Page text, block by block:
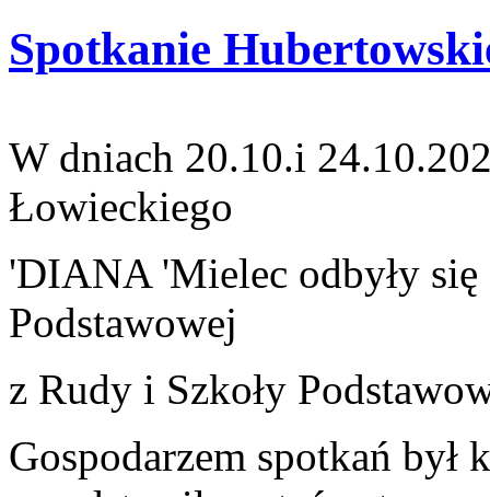
Spotkanie
W dniach 20.10.i
Łowieckiego
'DIANA 'Mielec odbyły się
Podstawowej
z Rudy i Szkoły
Gospodarzem spotkań był